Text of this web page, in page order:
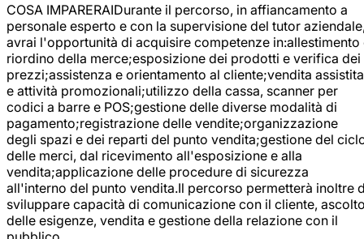
COSA IMPARERAIDurante il percorso, in affiancamento a
personale esperto e con la supervisione del tutor
avrai l'opportunità di acquisire competenze in:allestimento
riordino della merce;esposizione dei prodotti e verifica dei
prezzi;assistenza e orientamento al cliente;vendita assistita
e attività promozionali;utilizzo della cassa, scanner per
codici a barre e POS;gestione delle diverse modalità di
pagamento;registrazione delle vendite;organizzazione
degli spazi e dei reparti del punto vendita;gestione del
delle merci, dal ricevimento all'esposizione e alla
vendita;applicazione delle procedure di sicurezza
all'interno del punto vendita.Il percorso permetterà inoltre
sviluppare capacità di comunicazione con il cliente,
delle esigenze, vendita e gestione della relazione con il